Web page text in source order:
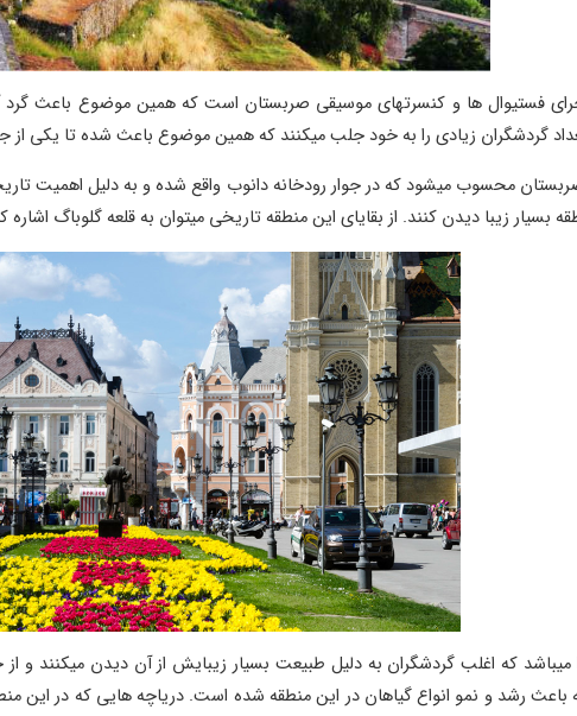
فستیوال ها و کنسرتهای موسیقی صربستان است که همین موضوع باعث
گردشگران زیادی را به خود جلب میکنند که همین موضوع باعث شده تا یکی از
محسوب میشود که در جوار رودخانه دانوب واقع شده و به دلیل اهمیت
بسیار زیبا دیدن کنند. از بقایای این منطقه تاریخی میتوان به قلعه گلوباگ
میباشد که اغلب گردشگران به دلیل طبیعت بسیار زیبایش از آن دیدن